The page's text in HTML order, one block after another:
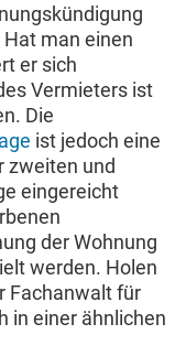
man einen
er sich
Vermieters ist
Die
ist jedoch eine
zweiten und
eingereicht
der Wohnung
werden. Holen
Fachanwalt für
in einer ähnlichen